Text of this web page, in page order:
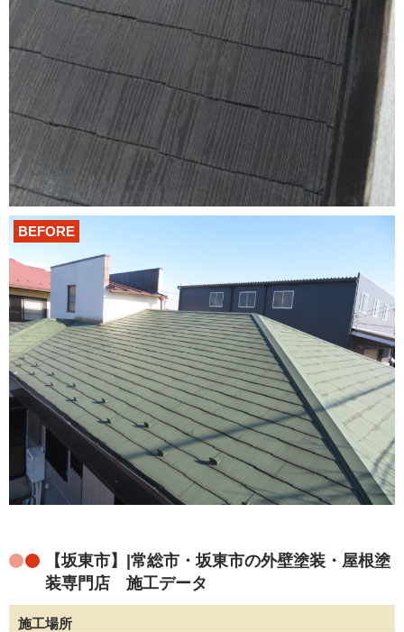
BEFORE
【坂東市】|常総市・坂東市の外壁塗装・屋根塗
装専門店 施工データ
施工場所